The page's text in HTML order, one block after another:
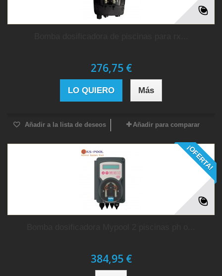
276,75 €
LO QUIERO Más
Añadir a la lista de deseos Añadir para comparar
¡OFERTA!
384,95 €